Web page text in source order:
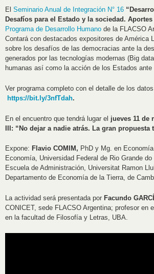
El Seminario Anual de Integración N° 16
Desafíos para el Estado y la sociedad.
Programa de Desarrollo Humano de la FLACSO
Contará con destacados expositores de América
sobre los desafíos de las democracias ante la
generados por las tecnologías modernas (Big
humanas así como la acción de los Estados ante
Ver programa completo con el detalle de los
https://bit.ly/3nfTdah.
En el encuentro que tendrá lugar el jueves 11 de
III: “No dejar a nadie atrás. La gran propuesta
Expone: Flavio COMIM, PhD y Mg. en
Economía, Universidad Federal de Rio Grande
Escuela de Administración, Universitat Ramon
Departamento de Economía de la Tierra, de
La actividad será presentada por Facundo
CONICET, sede FLACSO Argentina; profesor en
en la facultad de Filosofía y Letras, UBA.